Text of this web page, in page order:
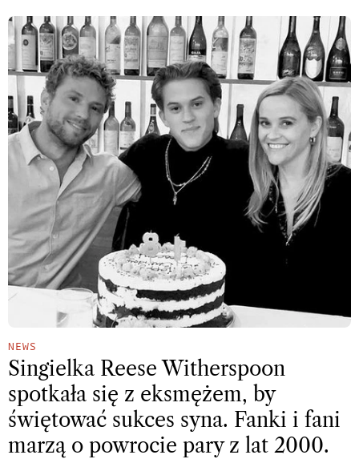
NEWS
Singielka Reese Witherspoon
spotkała się z eksmężem, by
świętować sukces syna. Fanki i fani
marzą o powrocie pary z lat 2000.